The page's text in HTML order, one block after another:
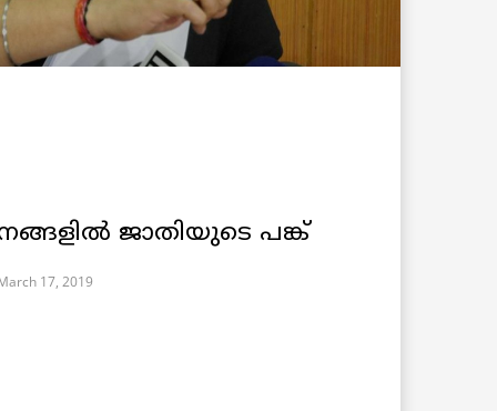
ജാതിയുടെ പങ്ക്
17, 2019